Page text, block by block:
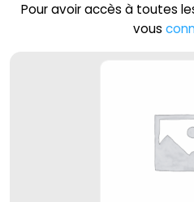
Pour avoir accès à toutes
vous